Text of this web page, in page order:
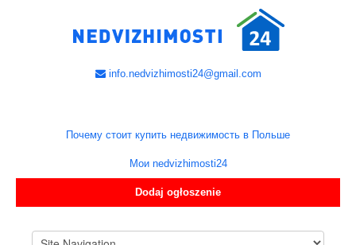
info.nedvizhimosti24@gmail.com
Почему стоит купить недвижимость в Польше
Мои nedvizhimosti24
Dodaj ogłoszenie